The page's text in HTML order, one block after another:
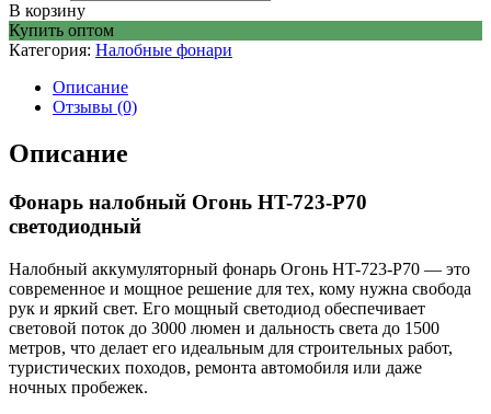
В корзину
Купить оптом
Категория: Налобные фонари
Описание
Отзывы (0)
Описание
Фонарь налобный Огонь HT-723-P70
светодиодный
Налобный аккумуляторный фонарь Огонь HT-723-P70 — это
современное и мощное решение для тех, кому нужна свобода
рук и яркий свет. Его мощный светодиод обеспечивает
световой поток до 3000 люмен и дальность света до 1500
метров, что делает его идеальным для строительных работ,
туристических походов, ремонта автомобиля или даже
ночных пробежек.